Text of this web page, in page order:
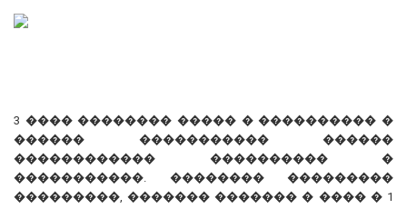
3 ���� �������� ����� � ���������� �
������ ����������� ������
������������ ���������� �
�����������. �������� ���������
���������, ������� ������� � ���� � 1